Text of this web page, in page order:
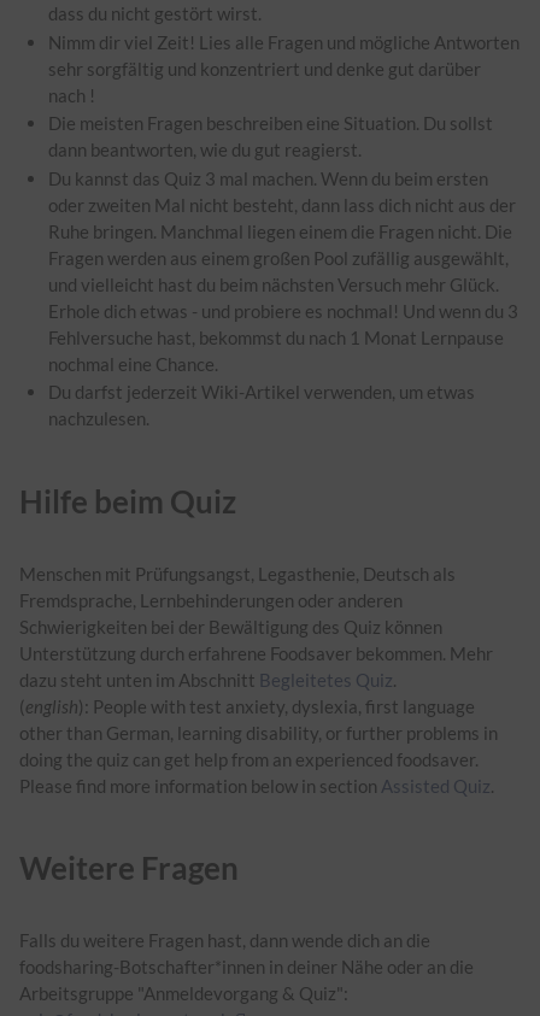
dass du nicht gestört wirst.
Nimm dir viel Zeit! Lies alle Fragen und mögliche Antworten
sehr sorgfältig und konzentriert und denke gut darüber
nach !
Die meisten Fragen beschreiben eine Situation. Du sollst
dann beantworten, wie du gut reagierst.
Du kannst das Quiz 3 mal machen. Wenn du beim ersten
oder zweiten Mal nicht besteht, dann lass dich nicht aus der
Ruhe bringen. Manchmal liegen einem die Fragen nicht. Die
Fragen werden aus einem großen Pool zufällig ausgewählt,
und vielleicht hast du beim nächsten Versuch mehr Glück.
Erhole dich etwas - und probiere es nochmal! Und wenn du 3
Fehlversuche hast, bekommst du nach 1 Monat Lernpause
nochmal eine Chance.
Du darfst jederzeit Wiki-Artikel verwenden, um etwas
nachzulesen.
Hilfe beim Quiz
Menschen mit Prüfungsangst, Legasthenie, Deutsch als
Fremdsprache, Lernbehinderungen oder anderen
Schwierigkeiten bei der Bewältigung des Quiz können
Unterstützung durch erfahrene Foodsaver bekommen. Mehr
dazu steht unten im Abschnitt Begleitetes Quiz.
(english): People with test anxiety, dyslexia, first language
other than German, learning disability, or further problems in
doing the quiz can get help from an experienced foodsaver.
Please find more information below in section Assisted Quiz.
Weitere Fragen
Falls du weitere Fragen hast, dann wende dich an die
foodsharing-Botschafter*innen in deiner Nähe oder an die
Arbeitsgruppe "Anmeldevorgang & Quiz":